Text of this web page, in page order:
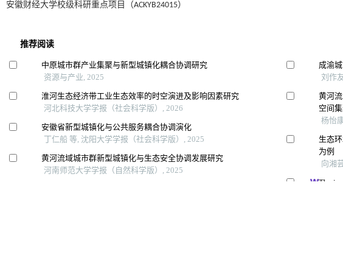
安徽财经大学校级科研重点项目（ACKYB24015）